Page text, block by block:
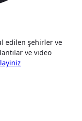
edilen şehirler ve
ve video